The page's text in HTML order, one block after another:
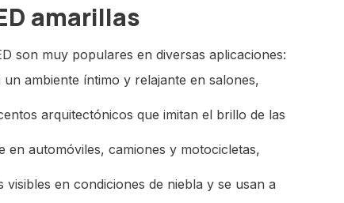
amarillas
son muy populares en diversas aplicaciones:
ambiente íntimo y relajante en salones,
arquitectónicos que imitan el brillo de las
en automóviles, camiones y motocicletas,
visibles en condiciones de niebla y se usan a